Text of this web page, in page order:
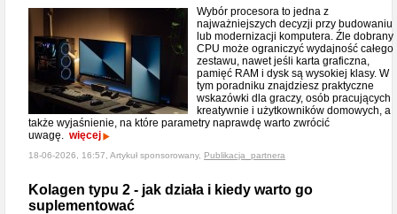
Wybór procesora to jedna z
najważniejszych decyzji przy budowaniu
lub modernizacji komputera. Źle dobrany
CPU może ograniczyć wydajność całego
zestawu, nawet jeśli karta graficzna,
pamięć RAM i dysk są wysokiej klasy. W
tym poradniku znajdziesz praktyczne
wskazówki dla graczy, osób pracujących
kreatywnie i użytkowników domowych, a
także wyjaśnienie, na które parametry naprawdę warto zwrócić
uwagę. więcej
18-06-2026, 16:57, Artykuł sponsorowany, Publikacja_partnera
Kolagen typu 2 - jak działa i kiedy warto go
suplementować